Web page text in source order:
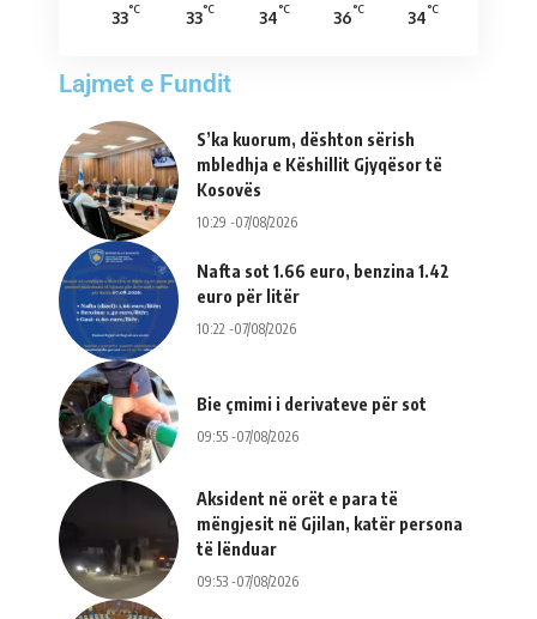
33°C 33°C 34°C 36°C 34°C
Lajmet e Fundit
S’ka kuorum, dështon sërish
mbledhja e Këshillit Gjyqësor të
Kosovës
10:29 -07/08/2026
Nafta sot 1.66 euro, benzina 1.42
euro për litër
10:22 -07/08/2026
Bie çmimi i derivateve për sot
09:55 -07/08/2026
Aksident në orët e para të
mëngjesit në Gjilan, katër persona
të lënduar
09:53 -07/08/2026